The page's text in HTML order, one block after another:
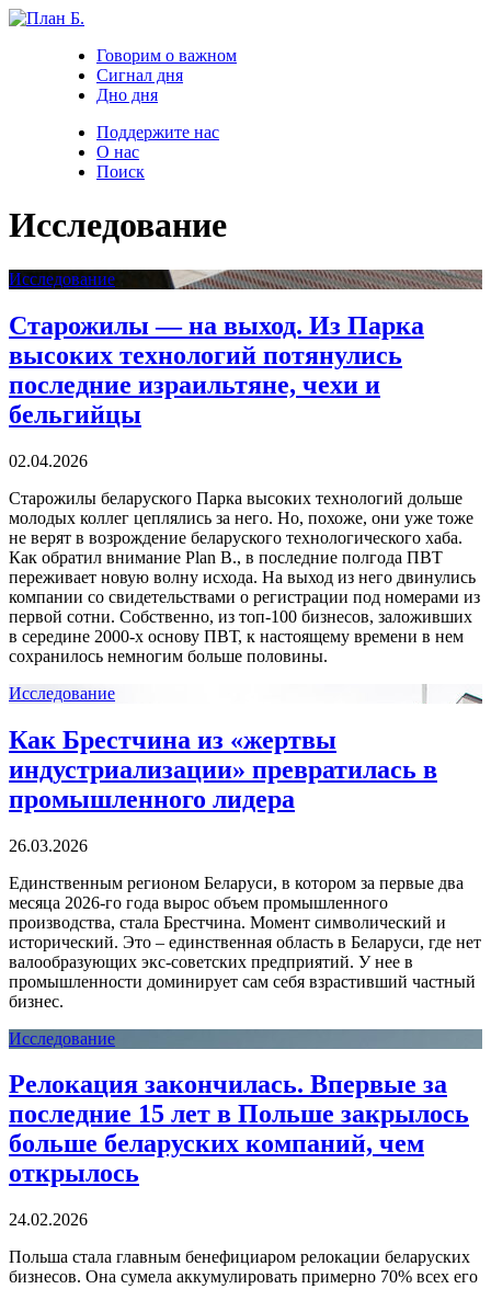
Говорим о важном
Сигнал дня
Дно дня
Поддержите нас
О нас
Поиск
Исследование
Исследование
Старожилы — на выход. Из Парка
высоких технологий потянулись
последние израильтяне, чехи и
бельгийцы
02.04.2026
Старожилы беларуского Парка высоких технологий дольше
молодых коллег цеплялись за него. Но, похоже, они уже тоже
не верят в возрождение беларуского технологического хаба.
Как обратил внимание Plan B., в последние полгода ПВТ
переживает новую волну исхода. На выход из него двинулись
компании со свидетельствами о регистрации под номерами из
первой сотни. Собственно, из топ-100 бизнесов, заложивших
в середине 2000-х основу ПВТ, к настоящему времени в нем
сохранилось немногим больше половины.
Исследование
Как Брестчина из «жертвы
индустриализации» превратилась в
промышленного лидера
26.03.2026
Единственным регионом Беларуси, в котором за первые два
месяца 2026-го года вырос объем промышленного
производства, стала Брестчина. Момент символический и
исторический. Это – единственная область в Беларуси, где нет
валообразующих экс-советских предприятий. У нее в
промышленности доминирует сам себя взрастивший частный
бизнес.
Исследование
Релокация закончилась. Впервые за
последние 15 лет в Польше закрылось
больше беларуских компаний, чем
открылось
24.02.2026
Польша стала главным бенефициаром релокации беларуских
бизнесов. Она сумела аккумулировать примерно 70% всех его